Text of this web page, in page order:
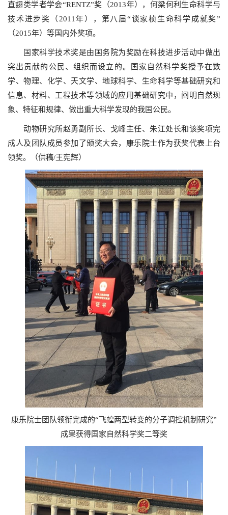
直翅类学者学会“RENTZ”奖（2013年），何梁何利生命科学与
技术进步奖（ 2011 年），第八届“谈家桢生命科学成就奖”
（2015年）等国内外奖项。
国家科学技术奖是由国务院为奖励在科技进步活动中做出
突出贡献的公民、组织而设立的。国家自然科学奖授予在数
学、物理、化学、天文学、地球科学、生命科学等基础研究和
信息、材料、工程技术等领域的应用基础研究中，阐明自然现
象、特征和规律、做出重大科学发现的我国公民。
动物研究所赵勇副所长、戈峰主任、朱江处长和该奖项完
成人及团队成员参加了颁奖大会，康乐院士作为获奖代表上台
领奖。（供稿/王宪辉）
康乐院士团队领衔完成的“飞蝗两型转变的分子调控机制研究”
成果获得国家自然科学奖二等奖